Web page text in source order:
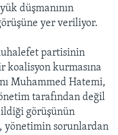
düşmanının
yer veriliyor.
partisinin
koalisyon kurmasına
Muhammed Hatemi,
tarafından değil
görüşünün
yönetimin sorunlardan